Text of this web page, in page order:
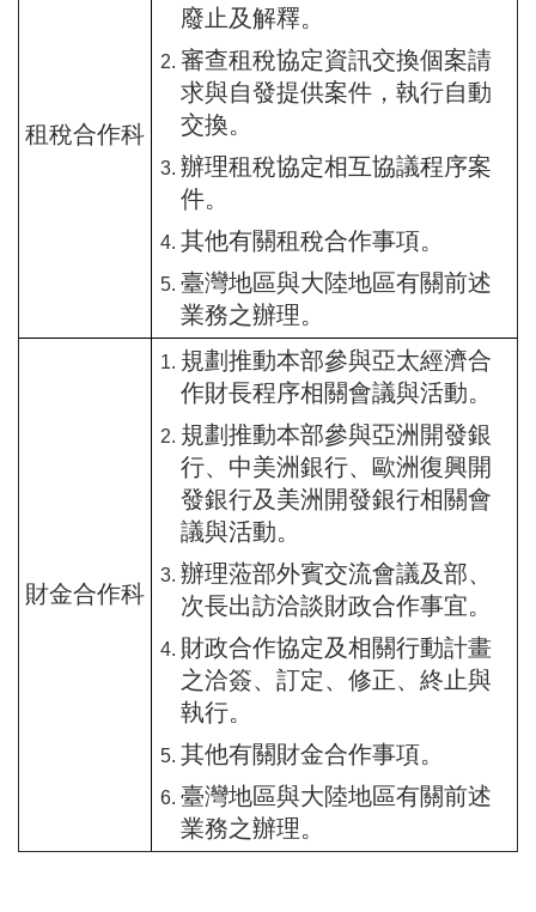
租稅合作科
廢止及解釋。
審查租稅協定資訊交換個案請
求與自發提供案件，執行自動
交換。
辦理租稅協定相互協議程序案
件。
其他有關租稅合作事項。
臺灣地區與大陸地區有關前述
業務之辦理。
財金合作科
規劃推動本部參與亞太經濟合
作財長程序相關會議與活動。
規劃推動本部參與亞洲開發銀
行、中美洲銀行、歐洲復興開
發銀行及美洲開發銀行相關會
議與活動。
辦理蒞部外賓交流會議及部、
次長出訪洽談財政合作事宜。
財政合作協定及相關行動計畫
之洽簽、訂定、修正、終止與
執行。
其他有關財金合作事項。
臺灣地區與大陸地區有關前述
業務之辦理。